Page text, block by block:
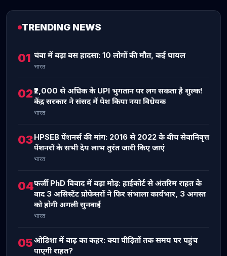
TRENDING NEWS
01 चंबा में बड़ा बस हादसा: 10 लोगों की मौत, कई घायल
भारत
02₹2,000 से अधिक के UPI भुगतान पर लग सकता है शुल्क!
केंद्र सरकार ने संसद में पेश किया नया विधेयक
भारत
03HPSEB पेंशनर्स की मांग: 2016 से 2022 के बीच सेवानिवृत्त
पेंशनरों के सभी देय लाभ तुरंत जारी किए जाएं
भारत
04फर्जी PhD विवाद में बड़ा मोड़: हाईकोर्ट से अंतरिम राहत के
बाद 3 असिस्टेंट प्रोफेसरों ने फिर संभाला कार्यभार, 3 अगस्त
को होगी अगली सुनवाई
भारत
05ओडिशा में बाढ़ का कहर: क्या पीड़ितों तक समय पर पहुंच
पाएगी राहत?